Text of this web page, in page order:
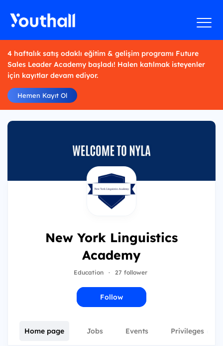
4 haftalık satış odaklı eğitim & gelişim programı Future
Sales Leader Academy başladı! Halen katılmak isteyenler
için kayıtlar devam ediyor.
Hemen Kayıt Ol
New York Linguistics
Academy
Education · 27 follower
Follow
Home page Jobs Events Privileges